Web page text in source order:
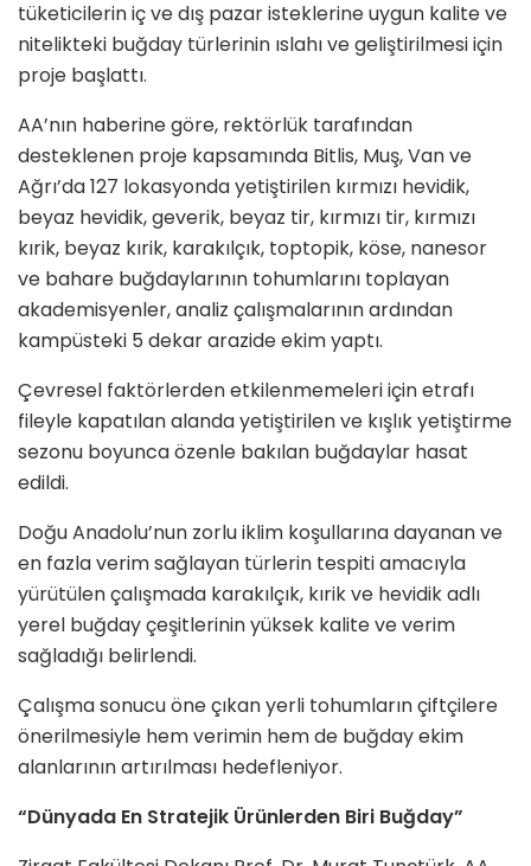
tüketicilerin iç ve dış pazar isteklerine uygun kalite ve
nitelikteki buğday türlerinin ıslahı ve geliştirilmesi için
proje başlattı.
AA’nın haberine göre, rektörlük tarafından
desteklenen proje kapsamında Bitlis, Muş, Van ve
Ağrı’da 127 lokasyonda yetiştirilen kırmızı hevidik,
beyaz hevidik, geverik, beyaz tir, kırmızı tir, kırmızı
kırik, beyaz kırik, karakılçık, toptopik, köse, nanesor
ve bahare buğdaylarının tohumlarını toplayan
akademisyenler, analiz çalışmalarının ardından
kampüsteki 5 dekar arazide ekim yaptı.
Çevresel faktörlerden etkilenmemeleri için etrafı
fileyle kapatılan alanda yetiştirilen ve kışlık yetiştirme
sezonu boyunca özenle bakılan buğdaylar hasat
edildi.
Doğu Anadolu’nun zorlu iklim koşullarına dayanan ve
en fazla verim sağlayan türlerin tespiti amacıyla
yürütülen çalışmada karakılçık, kırik ve hevidik adlı
yerel buğday çeşitlerinin yüksek kalite ve verim
sağladığı belirlendi.
Çalışma sonucu öne çıkan yerli tohumların çiftçilere
önerilmesiyle hem verimin hem de buğday ekim
alanlarının artırılması hedefleniyor.
“Dünyada En Stratejik Ürünlerden Biri Buğday”